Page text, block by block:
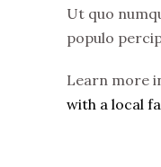
Ut quo
populo
Learn more
with a local